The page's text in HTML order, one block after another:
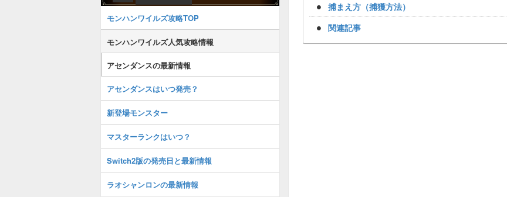
捕まえ方（捕獲方法）
関連記事
モンハンワイルズ攻略TOP
モンハンワイルズ人気攻略情報
アセンダンスの最新情報
アセンダンスはいつ発売？
新登場モンスター
マスターランクはいつ？
Switch2版の発売日と最新情報
ラオシャンロンの最新情報